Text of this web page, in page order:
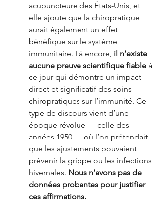
acupuncteure des États-Unis, et
elle ajoute que la chiropratique
aurait également un effet
bénéfique sur le système
immunitaire. Là encore, il n’existe
aucune preuve scientifique fiable à
ce jour qui démontre un impact
direct et significatif des soins
chiropratiques sur l’immunité. Ce
type de discours vient d’une
époque révolue — celle des
années 1950 — où l’on prétendait
que les ajustements pouvaient
prévenir la grippe ou les infections
hivernales. Nous n’avons pas de
données probantes pour justifier
ces affirmations.